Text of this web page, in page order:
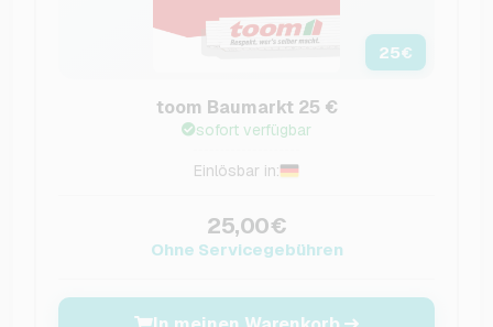
25€
toom Baumarkt 25 €
sofort verfügbar
Einlösbar in:
25,00€
Ohne Servicegebühren